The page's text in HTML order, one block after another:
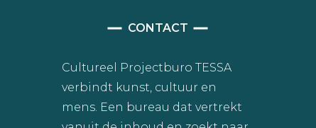
CONTACT
Cultureel Projectburo TESSA
verbindt kunst, cultuur en
mens. Een bureau dat vertrekt